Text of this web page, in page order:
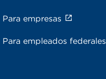
Para empresas
Para empleados federales